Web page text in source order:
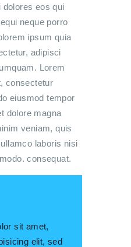
dolores eos qui
neque porro
ipsum quia
adipisci
Lorem
consectetur
eiusmod tempor
dolore magna
veniam, quis
laboris nisi
consequat.
sit amet,
elit, sed